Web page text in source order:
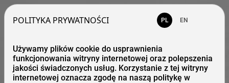
POLITYKA PRYWATNOŚCI PL EN
Używamy plików cookie do usprawnienia
funkcjonowania witryny internetowej oraz polepszenia
jakości świadczonych usług. Korzystanie z tej witryny
internetowej oznacza zgodę na naszą politykę w